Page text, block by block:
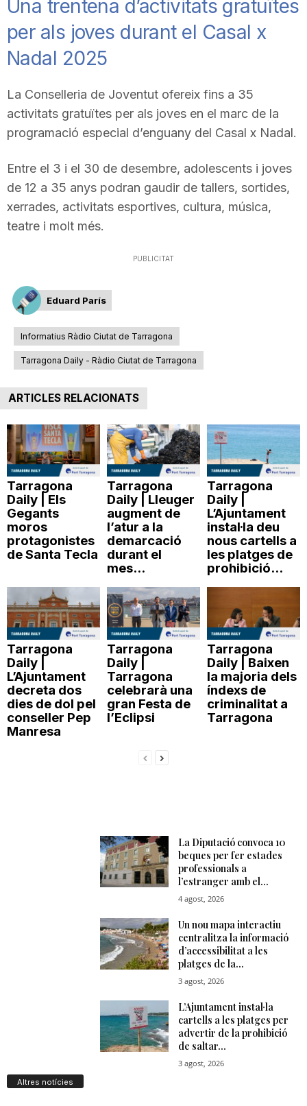
Una trentena d’activitats gratuïtes
per als joves durant el Casal x
Nadal 2025
La Conselleria de Joventut ofereix fins a 35
activitats gratuïtes per als joves en el marc de la
programació especial d’enguany del Casal x Nadal.
Entre el 3 i el 30 de desembre, adolescents i joves
de 12 a 35 anys podran gaudir de tallers, sortides,
xerrades, activitats esportives, cultura, música,
teatre i molt més.
PUBLICITAT
Eduard París
Informatius Ràdio Ciutat de Tarragona
Tarragona Daily - Ràdio Ciutat de Tarragona
ARTICLES RELACIONATS
Tarragona
Daily | Els
Gegants
moros
protagonistes
de Santa Tecla
Tarragona
Daily | Lleuger
augment de
l’atur a la
demarcació
durant el
mes...
Tarragona
Daily |
L’Ajuntament
instal·la deu
nous cartells a
les platges de
prohibició...
Tarragona
Daily |
L’Ajuntament
decreta dos
dies de dol pel
conseller Pep
Manresa
Tarragona
Daily |
Tarragona
celebrarà una
gran Festa de
l’Eclipsi
Tarragona
Daily | Baixen
la majoria dels
índexs de
criminalitat a
Tarragona
Altres notícies